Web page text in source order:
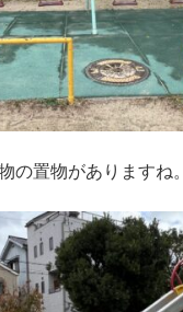
の置物がありますね。